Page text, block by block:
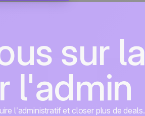
sur la
l'admin
l’administratif et closer plus de deals.